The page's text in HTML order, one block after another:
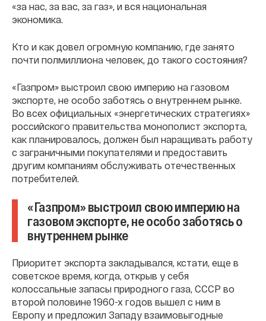
«за нас, за вас, за газ», и вся национальная
экономика.
Кто и как довел огромную компанию, где занято
почти полмиллиона человек, до такого состояния?
«Газпром» выстроил свою империю на газовом
экспорте, не особо заботясь о внутреннем рынке.
Во всех официальных «энергетических стратегиях»
российского правительства монополист экспорта,
как планировалось, должен был наращивать работу
с заграничными покупателями и предоставить
другим компаниям обслуживать отечественных
потребителей.
«Газпром» выстроил свою империю на
газовом экспорте, не особо заботясь о
внутреннем рынке
Приоритет экспорта закладывался, кстати, еще в
советское время, когда, открыв у себя
колоссальные запасы природного газа, СССР во
второй половине 1960-х годов вышел с ним в
Европу и предложил Западу взаимовыгодные